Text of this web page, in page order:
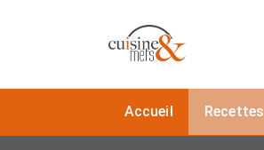
Accueil Recettes